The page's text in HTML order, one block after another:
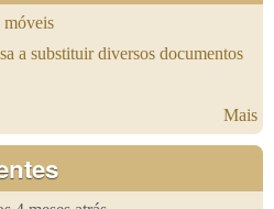
móveis
a substituir diversos documentos
Mais